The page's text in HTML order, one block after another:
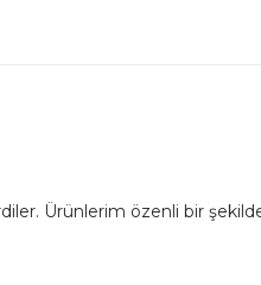
Ürünlerim özenli bir şekilde